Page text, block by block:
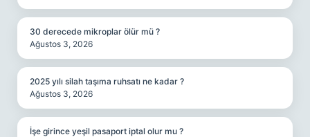
30 derecede mikroplar ölür mü ?
Ağustos 3, 2026
2025 yılı silah taşıma ruhsatı ne kadar ?
Ağustos 3, 2026
İşe girince yeşil pasaport iptal olur mu ?